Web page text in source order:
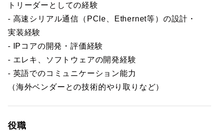
トリーダーとしての経験
- 高速シリアル通信（PCIe、Ethernet等）の設計・
実装経験
- IPコアの開発・評価経験
- エレキ、ソフトウェアの開発経験
- 英語でのコミュニケーション能力
（海外ベンダーとの技術的やり取りなど）
役職